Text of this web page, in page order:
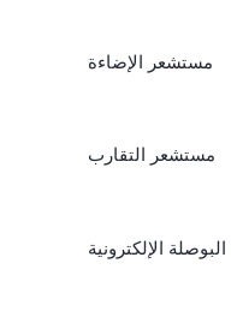
مستشعر الإضاءة
مستشعر التقارب
البوصلة الإلكترونية